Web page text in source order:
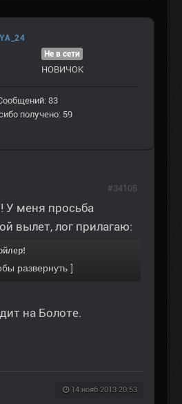
Не в сети
НОВИЧОК
83
получено: 59
У меня просьба
вылет, лог прилагаю:
на Болоте.
14 нояб 2013 20:53
#34105